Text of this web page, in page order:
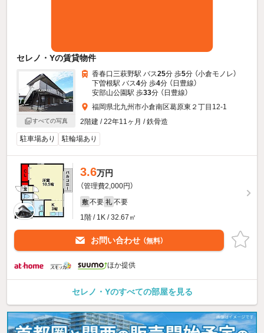
セレノ・Yの賃貸物件
すべての写真
香春口三萩野駅 バス25分 歩5分 （小倉モノレ）
下曽根駅 バス4分 歩4分 （日豊線）
安部山公園駅 歩33分 （日豊線）
福岡県北九州市小倉南区葛原東２丁目12-1
2階建 / 22年11ヶ月 / 鉄骨造
駐車場あり 駐輪場あり
3.6万円
（管理費2,000円）
敷 不要 礼 不要
1階 / 1K / 32.67㎡
お問い合わせ （無料）
ほか提供
セレノ・Yのすべての部屋を見る